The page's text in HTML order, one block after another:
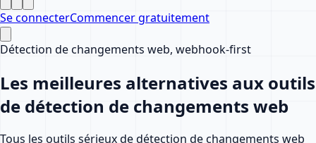
Se connecterCommencer gratuitement
Détection de changements web, webhook-first
Les meilleures alternatives aux outils
de détection de changements web
Tous les outils sérieux de détection de changements web